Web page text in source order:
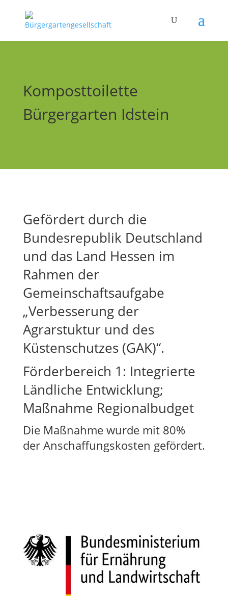
Komposttoilette
Bürgergarten Idstein
Gefördert durch die
Bundesrepublik Deutschland
und das Land Hessen im
Rahmen der
Gemeinschaftsaufgabe
„Verbesserung der
Agrarstuktur und des
Küstenschutzes (GAK)“.
Förderbereich 1: Integrierte
Ländliche Entwicklung;
Maßnahme Regionalbudget
Die Maßnahme wurde mit 80%
der Anschaffungskosten gefördert.